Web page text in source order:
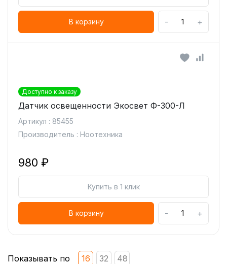
В корзину - +
Доступно к заказу
Датчик освещенности Экосвет Ф-300-Л
Артикул : 85455
Производитель : Ноотехника
980 ₽
Купить в 1 клик
В корзину - +
Показывать по 16 32 48